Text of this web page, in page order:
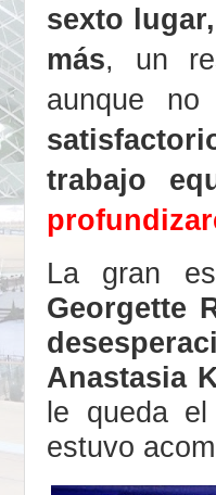
sexto
más, un
aunque
trabajo
La gran
Georgette
Anastasia
le queda
estuvo